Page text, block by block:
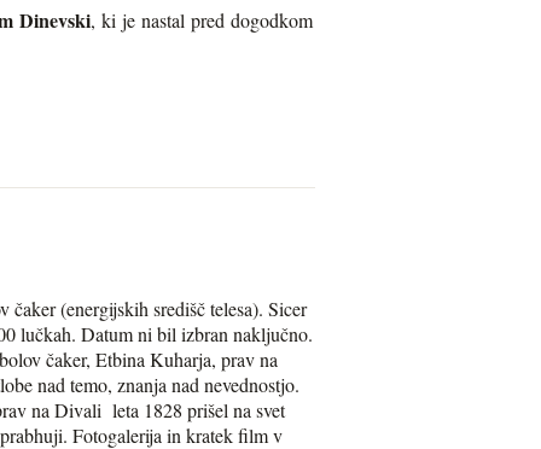
Dinevski, ki je nastal pred dogodkom
(energijskih središč telesa). Sicer
lučkah. Datum ni bil izbran naključno.
čaker, Etbina Kuharja, prav na
nad temo, znanja nad nevednostjo.
na Divali leta 1828 prišel na svet
Fotogalerija in kratek film v